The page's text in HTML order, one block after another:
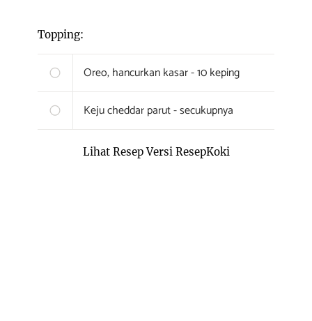
Topping:
Oreo, hancurkan kasar - 10 keping
Keju cheddar parut - secukupnya
Lihat Resep Versi ResepKoki